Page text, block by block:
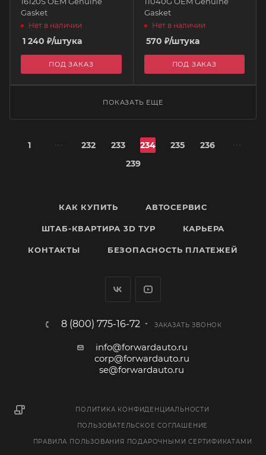
Gasket
Нет в наличии
1 240 ₽/штука
ПОД ЗАКАЗ
Gasket
Нет в наличии
570 ₽/штука
ПОД ЗАКАЗ
ПОКАЗАТЬ ЕЩЕ
1 232 233 234 235
236
239
КАК КУПИТЬ АВТОСЕРВИС
ШТАБ-КВАРТИРА 3D ТУР КАРЬЕРА
КОНТАКТЫ БЕЗОПАСНОСТЬ ПЛАТЕЖЕЙ
8 (800) 775-16-72 ЗАКАЗАТЬ ЗВОНОК
info@forwardauto.ru
corp@forwardauto.ru
se@forwardauto.ru
ПОЛИТИКА КОНФИДЕНЦИАЛЬНОСТИ
ПОЛЬЗОВАТЕЛЬСКОЕ СОГЛАШЕНИЕ
ПРАВИЛА ПОЛЬЗОВАНИЯ ПОДАРОЧНЫМИ СЕРТИФИКАТАМИ